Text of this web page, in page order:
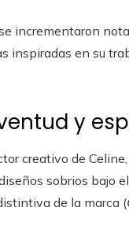
incrementaron
inspiradas en su
y
creativo de
sobrios bajo
de la marca (